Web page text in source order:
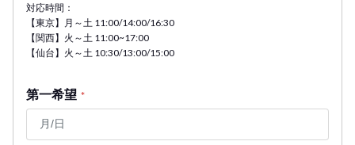
対応時間：
【東京】月～土 11:00/14:00/16:30
【関西】火～土 11:00~17:00
【仙台】火～土 10:30/13:00/15:00
第一希望 *